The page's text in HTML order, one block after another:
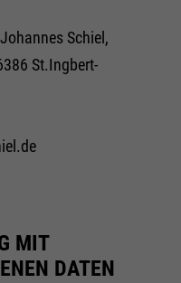
Schiel,
St.Ingbert-
MIT
DATEN